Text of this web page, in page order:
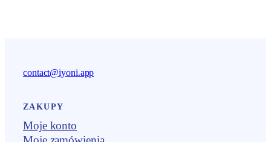
contact@iyoni.app
ZAKUPY
Moje konto